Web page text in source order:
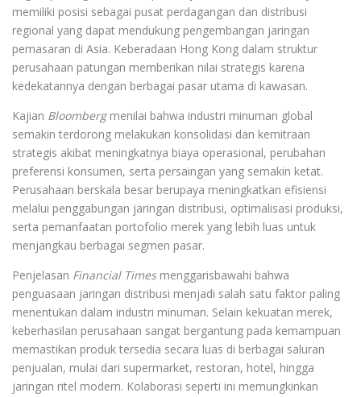
memiliki posisi sebagai pusat perdagangan dan distribusi
regional yang dapat mendukung pengembangan jaringan
pemasaran di Asia. Keberadaan Hong Kong dalam struktur
perusahaan patungan memberikan nilai strategis karena
kedekatannya dengan berbagai pasar utama di kawasan.
Kajian Bloombergmenilai bahwa industri minuman global
semakin terdorong melakukan konsolidasi dan kemitraan
strategis akibat meningkatnya biaya operasional, perubahan
preferensi konsumen, serta persaingan yang semakin ketat.
Perusahaan berskala besar berupaya meningkatkan efisiensi
melalui penggabungan jaringan distribusi, optimalisasi produksi,
serta pemanfaatan portofolio merek yang lebih luas untuk
menjangkau berbagai segmen pasar.
Penjelasan Financial Timesmenggarisbawahi bahwa
penguasaan jaringan distribusi menjadi salah satu faktor paling
menentukan dalam industri minuman. Selain kekuatan merek,
keberhasilan perusahaan sangat bergantung pada kemampuan
memastikan produk tersedia secara luas di berbagai saluran
penjualan, mulai dari supermarket, restoran, hotel, hingga
jaringan ritel modern. Kolaborasi seperti ini memungkinkan